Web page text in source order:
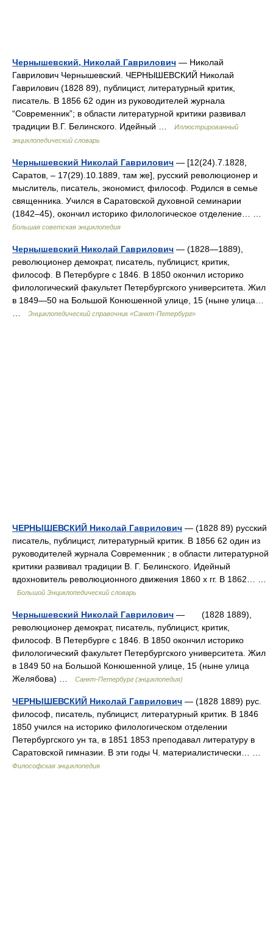
Чернышевский, Николай Гаврилович — Николай
Гаврилович Чернышевский. ЧЕРНЫШЕВСКИЙ Николай
Гаврилович (1828 89), публицист, литературный критик,
писатель. В 1856 62 один из руководителей журнала
“Современник”; в области литературной критики развивал
традиции В.Г. Белинского. Идейный …
Иллюстрированный
энциклопедический словарь
Чернышевский Николай Гаврилович — [12(24).7.1828,
Саратов, ‒ 17(29).10.1889, там же], русский революционер и
мыслитель, писатель, экономист, философ. Родился в семье
священника. Учился в Саратовской духовной семинарии
(1842‒45), окончил историко филологическое отделение… …
Большая советская энциклопедия
Чернышевский Николай Гаврилович — (1828—1889),
революционер демократ, писатель, публицист, критик,
философ. В Петербурге с 1846. В 1850 окончил историко
филологический факультет Петербургского университета. Жил
в 1849—50 на Большой Конюшенной улице, 15 (ныне улица…
Энциклопедический справочник «Санкт-Петербург»
ЧЕРНЫШЕВСКИЙ Николай Гаврилович — (1828 89) русский
писатель, публицист, литературный критик. В 1856 62 один из
руководителей журнала Современник ; в области литературной
критики развивал традиции В. Г. Белинского. Идейный
вдохновитель революционного движения 1860 х гг. В 1862… …
Большой Энциклопедический словарь
Чернышевский Николай Гаврилович — (1828 1889),
революционер демократ, писатель, публицист, критик,
философ. В Петербурге с 1846. В 1850 окончил историко
филологический факультет Петербургского университета. Жил
в 1849 50 на Большой Конюшенной улице, 15 (ныне улица
Желябова) …
Санкт-Петербург (энциклопедия)
ЧЕРНЫШЕВСКИЙ Николай Гаврилович — (1828 1889) рус.
философ, писатель, публицист, литературный критик. В 1846
1850 учился на историко филологическом отделении
Петербургского ун та, в 1851 1853 преподавал литературу в
Саратовской гимназии. В эти годы Ч. материалистически… …
Философская энциклопедия